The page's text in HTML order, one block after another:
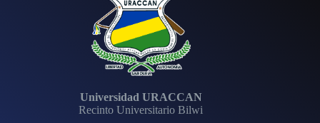
Universidad URACCAN
Recinto Universitario Bilwi